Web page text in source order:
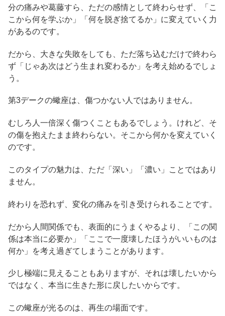
分の痛みや葛藤すら、ただの感情として終わらせず、「こ
こから何を学ぶか」「何を脱ぎ捨てるか」に変えていく力
があるのです。
だから、大きな失敗をしても、ただ落ち込むだけで終わら
ず「じゃあ次はどう生まれ変わるか」を考え始めるでしょ
う。
第3デークの蠍座は、傷つかない人ではありません。
むしろ人一倍深く傷つくこともあるでしょう。けれど、そ
の傷を抱えたまま終わらない。そこから何かを変えていく
のです。
このタイプの魅力は、ただ「深い」「濃い」ことではあり
ません。
終わりを恐れず、変化の痛みを引き受けられることです。
だから人間関係でも、表面的にうまくやるより、「この関
係は本当に必要か」「ここで一度壊したほうがいいものは
何か」を考え過ぎてしまうことがあります。
少し極端に見えることもありますが、それは壊したいから
ではなく、本当に生きた形に戻したいからです。
この蠍座が光るのは、再生の場面です。